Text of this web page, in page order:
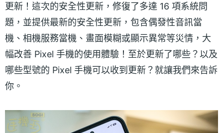
更新！這次的安全性更新，修復了多達 16 項系統問
題，並提供最新的安全性更新，包含偶發性音訊當
機、相機服務當機、畫面模糊或顯示異常等災情，大
幅改善 Pixel 手機的使用體驗！至於更新了哪些？以及
哪些型號的 Pixel 手機可以收到更新？就讓我們來告訴
你。